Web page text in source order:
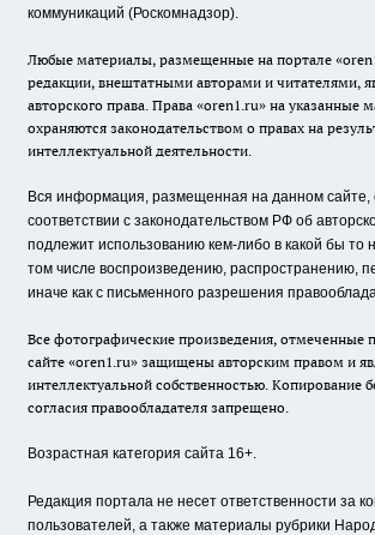
коммуникаций (Роскомнадзор).
Любые материалы, размещенные на портале
редакции, внештатными авторами и читателями,
авторского права. Права «oren1.ru» на указанные
охраняются законодательством о правах на
интеллектуальной деятельности.
Вся информация, размещенная на данном сайте,
соответствии с законодательством РФ об
подлежит использованию кем-либо в какой бы то
том числе воспроизведению, распространению,
иначе как с письменного разрешения
Все фотографические произведения, отмеченные
сайте «oren1.ru» защищены авторским правом и
интеллектуальной собственностью. Копирование
согласия правообладателя запрещено.
Возрастная категория сайта 16+.
Редакция портала не несет ответственности за
пользователей, а также материалы рубрики